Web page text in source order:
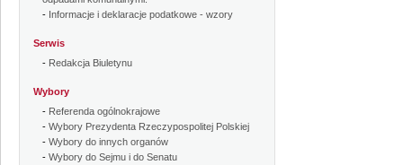
- Informacje i deklaracje podatkowe - wzory
Serwis
- Redakcja Biuletynu
Wybory
- Referenda ogólnokrajowe
- Wybory Prezydenta Rzeczypospolitej Polskiej
- Wybory do innych organów
- Wybory do Sejmu i do Senatu